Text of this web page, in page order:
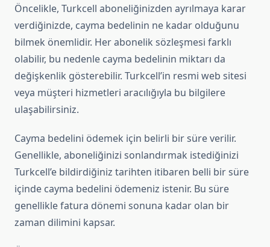
Öncelikle, Turkcell aboneliğinizden ayrılmaya karar
verdiğinizde, cayma bedelinin ne kadar olduğunu
bilmek önemlidir. Her abonelik sözleşmesi farklı
olabilir, bu nedenle cayma bedelinin miktarı da
değişkenlik gösterebilir. Turkcell’in resmi web sitesi
veya müşteri hizmetleri aracılığıyla bu bilgilere
ulaşabilirsiniz.
Cayma bedelini ödemek için belirli bir süre verilir.
Genellikle, aboneliğinizi sonlandırmak istediğinizi
Turkcell’e bildirdiğiniz tarihten itibaren belli bir süre
içinde cayma bedelini ödemeniz istenir. Bu süre
genellikle fatura dönemi sonuna kadar olan bir
zaman dilimini kapsar.